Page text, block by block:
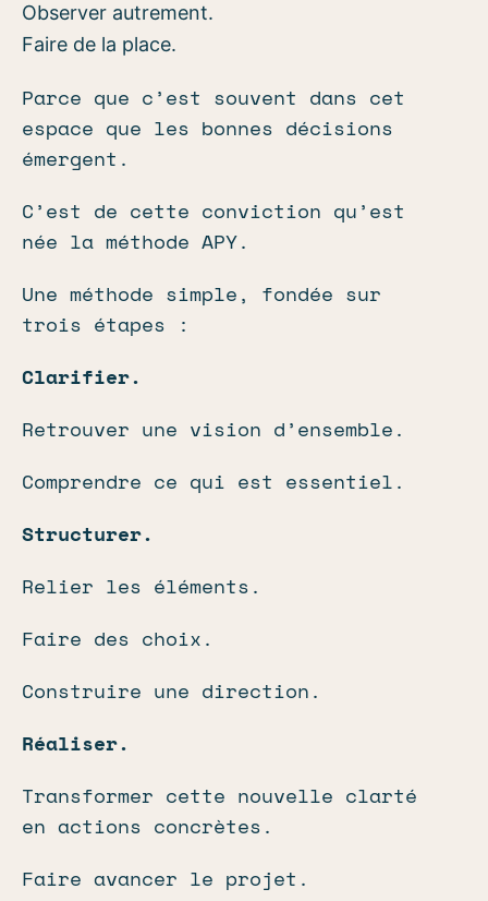
Observer autrement.
Faire de la place.
Parce que c’est souvent dans cet
espace que les bonnes décisions
émergent.
C’est de cette conviction qu’est
née la méthode APY.
Une méthode simple, fondée sur
trois étapes :
Clarifier.
Retrouver une vision d’ensemble.
Comprendre ce qui est essentiel.
Structurer.
Relier les éléments.
Faire des choix.
Construire une direction.
Réaliser.
Transformer cette nouvelle clarté
en actions concrètes.
Faire avancer le projet.